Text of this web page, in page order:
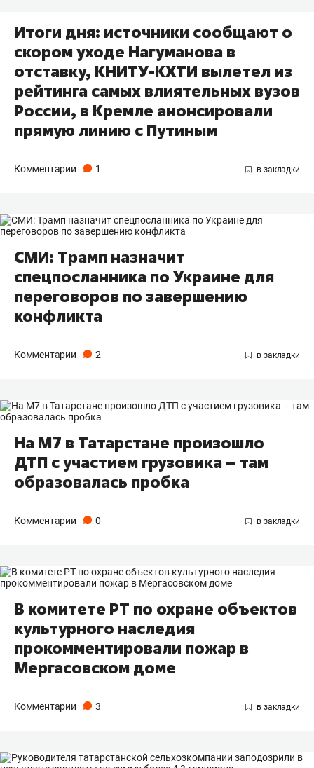
Итоги дня: источники сообщают о
скором уходе Нагуманова в
отставку, КНИТУ-КХТИ вылетел из
рейтинга самых влиятельных вузов
России, в Кремле анонсировали
прямую линию с Путиным
Комментарии 1
СМИ: Трамп назначит
спецпосланника по Украине для
переговоров по завершению
конфликта
Комментарии 2
На М7 в Татарстане произошло
ДТП с участием грузовика – там
образовалась пробка
Комментарии 0
В комитете РТ по охране объектов
культурного наследия
прокомментировали пожар в
Мергасовском доме
Комментарии 3